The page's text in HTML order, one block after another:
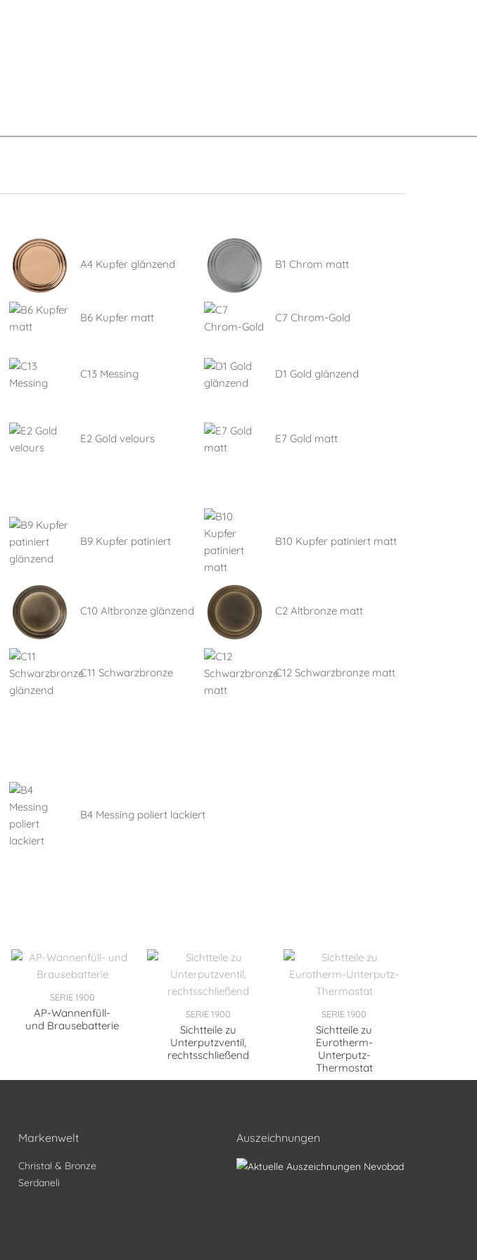
A4 Kupfer glänzend B1 Chrom matt
B6 Kupfer matt C7 Chrom-Gold
C13 Messing D1 Gold glänzend
E2 Gold velours E7 Gold matt
B9 Kupfer patiniert B10 Kupfer patiniert matt
C10 Altbronze glänzend C2 Altbronze matt
C11 Schwarzbronze C12 Schwarzbronze matt
B4 Messing poliert lackiert
SERIE 1900
AP-Wannenfüll-
und Brausebatterie
SERIE 1900
Sichtteile zu
Unterputzventil,
rechtsschließend
SERIE 1900
Sichtteile zu
Eurotherm-
Unterputz-
Thermostat
Markenwelt
Christal & Bronze
Serdaneli
Auszeichnungen